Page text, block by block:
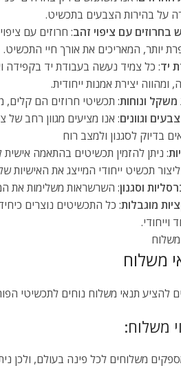
על בהירות הצבעים בתכשיט.
בחרוזים עם ציפוי זהב
יותר, המאריכים את אורך חיי התכשיט.
יד: כל צמיד נעשה בעבודת יד בקפידה
ומהווה יצירת אמנות ייחודית.
משקל ונוחות: תכשיטי חרוזים הם קלים,
צבעים וגוונים: אנו מציעים מגוון רחב
בדיוק לסגנון ולמצב רוח
: ניתן להזמין תכשיטים בהתאמה
תכשיט ייחודי המייצג את האישיות
וסגנון: השרשראות משלימות את
מוגבלות: כל התכשיטים נוצרים
וייחודי.
משלוח
להציע תנאי משלוח נוחים לתכשיטי
משלוח:
משלוחים לכל פינה בעולם, ולכן